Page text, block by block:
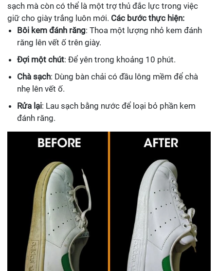
sạch mà còn có thể là một trợ thủ đắc lực trong việc
giữ cho giày trắng luôn mới. Các bước thực hiện:
Bôi kem đánh răng: Thoa một lượng nhỏ kem đánh
răng lên vết ố trên giày.
Đợi một chút: Để yên trong khoảng 10 phút.
Chà sạch: Dùng bàn chải có đầu lông mềm để chà
nhẹ lên vết ố.
Rửa lại: Lau sạch bằng nước để loại bỏ phần kem
đánh răng.